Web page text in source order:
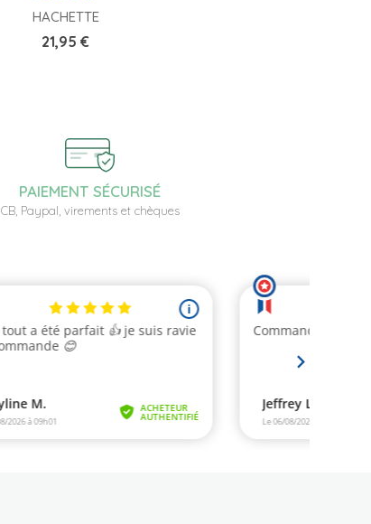
HACHETTE
Prix
21,95 €
PAIEMENT SÉCURISÉ
CB, Paypal, virements et chèques